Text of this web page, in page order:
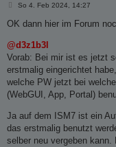
B
i
t
a
So 4. Feb 2024, 14:27
OK dann hier im Forum
@d3z1b3l
Vorab: Bei mir ist es jetzt
erstmalig eingerichtet
welche PW jetzt bei
(WebGUI, App, Portal)
Ja auf dem ISM7 ist ein
das erstmalig benutzt
selber neu vergeben